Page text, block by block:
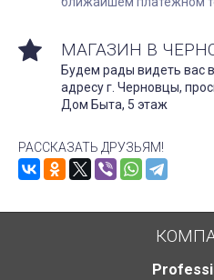
МАГАЗИН В
Будем рады видеть вас
адресу г. Черновцы,
Дом Быта, 5 этаж
РАССКАЗАТЬ ДРУЗЬЯМ!